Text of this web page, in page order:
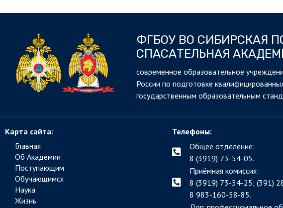
ФГБОУ ВО СИБИРСКАЯ
СПАСАТЕЛЬНАЯ
cовременное образовательное
России по подготовке
государственным образовательным
Карта сайта:
Главная
Об Академии
Поступающим
Обучающимся
Наука
Жизнь
Телефоны:
Общее отделение:
8 (3919) 73-54-05.
Приёмная комиссия:
8 (3919) 73-54-25; (391)
8 983-160-58-85.